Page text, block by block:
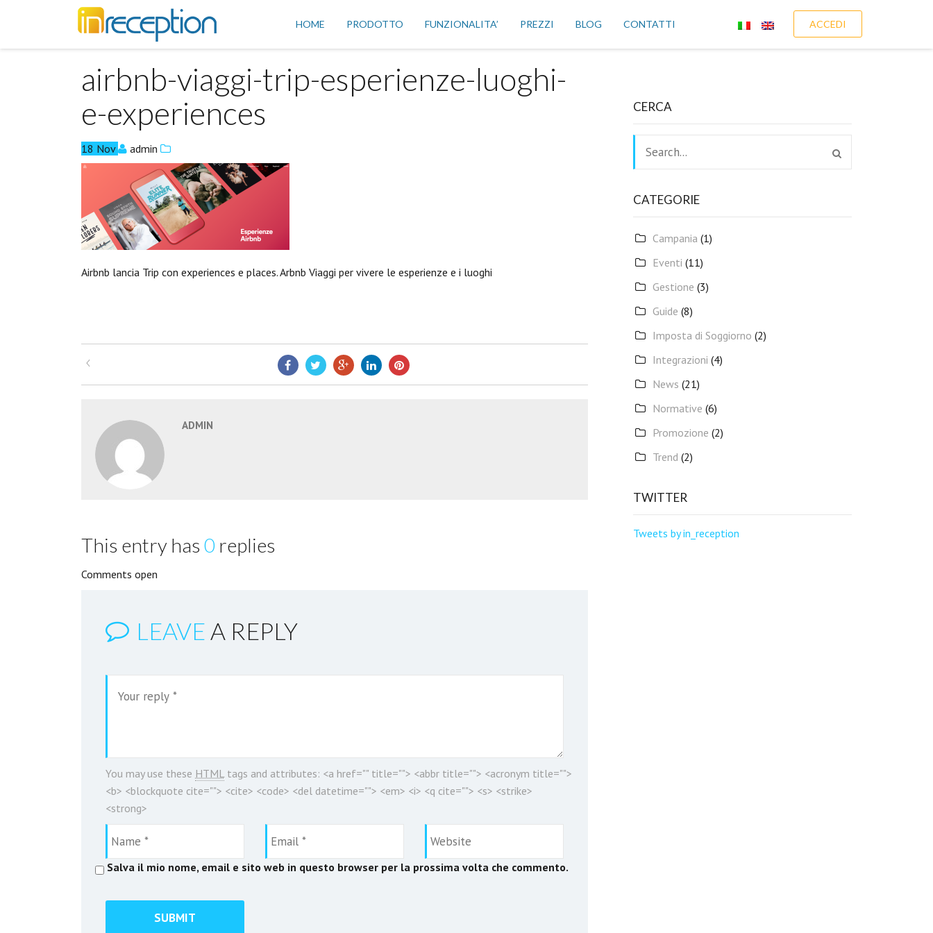
HOME PRODOTTO FUNZIONALITA’ PREZZI BLOG CONTATTI ACCEDI
airbnb-viaggi-trip-esperienze-luoghi-
e-experiences
18 Nov admin
Airbnb lancia Trip con experiences e places. Arbnb Viaggi per vivere le esperienze e i luoghi
ADMIN
This entry has 0 replies
Comments open
LEAVE A REPLY
You may use these HTMLtags and attributes: <a href="" title=""> <abbr title=""> <acronym title="">
<b> <blockquote cite=""> <cite> <code> <del datetime=""> <em> <i> <q cite=""> <s> <strike>
<strong>
Salva il mio nome, email e sito web in questo browser per la prossima volta che commento.
CERCA
CATEGORIE
Campania (1)
Eventi (11)
Gestione (3)
Guide (8)
Imposta di Soggiorno (2)
Integrazioni (4)
News (21)
Normative (6)
Promozione (2)
Trend (2)
TWITTER
Tweets by in_reception